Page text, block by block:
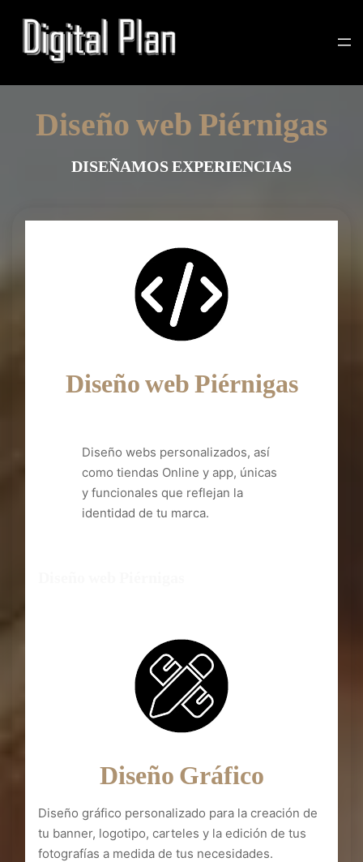
Diseño web Piérnigas
DISEÑAMOS EXPERIENCIAS
Diseño web Piérnigas
Diseño webs personalizados, así
como tiendas Online y app, únicas
y funcionales que reflejan la
identidad de tu marca.
Diseño Gráfico
Diseño gráfico personalizado para la creación de
tu banner, logotipo, carteles y la edición de tus
fotografías a medida de tus necesidades.